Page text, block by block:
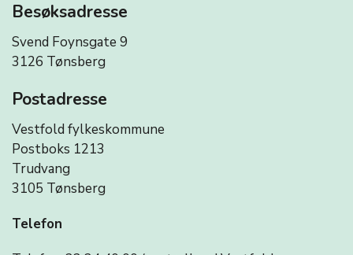
Besøksadresse
Svend Foynsgate 9
3126 Tønsberg
Postadresse
Vestfold fylkeskommune
Postboks 1213
Trudvang
3105 Tønsberg
Telefon